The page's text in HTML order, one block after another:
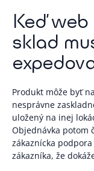
Keď
sklad
Produkt môže byť
nesprávne
uložený na inej
Objednávka potom
zákaznícka
zákazníka, že